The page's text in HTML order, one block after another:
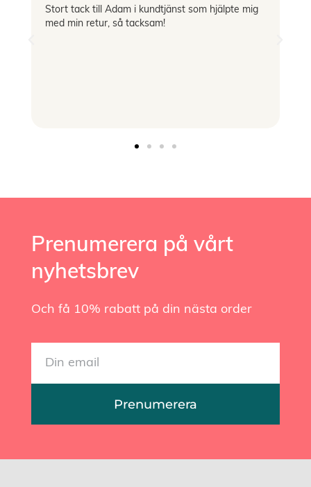
Stort tack till Adam i kundtjänst som hjälpte mig
med min retur, så tacksam!
Prenumerera på vårt
nyhetsbrev
Och få 10% rabatt på din nästa order
Prenumerera